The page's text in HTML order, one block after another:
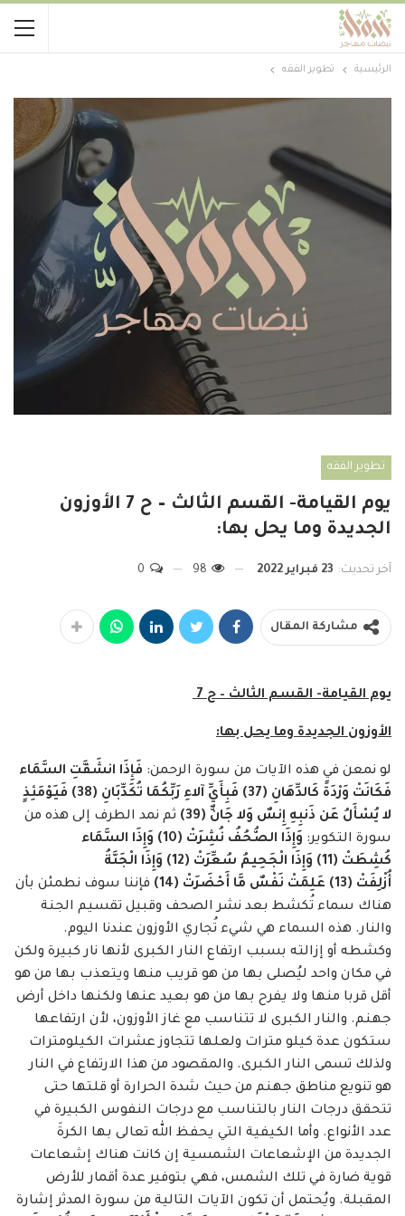
الرئيسية تطوير الفقه
تطوير الفقه
يوم القيامة- القسم الثالث – ح 7 الأوزون
الجديدة وما يحل بها:
آخر تحديث: 23 فبراير 2022
مشاركة المقال
يوم القيامة- القسم الثالث – ح 7
الأوزون الجديدة وما يحل بها:
لو نمعن في هذه الآيات من سورة الرحمن: فَإِذَا انشَقَّتِ السَّمَاء
فَكَانَتْ وَرْدَةً كَالدِّهَانِ (
37
) فَبِأَيِّ آلاءِ رَبِّكُمَا تُكَذِّبَانِ (
38
) فَيَوْمَئِذٍ
لا يُسْأَلُ عَن ذَنبِهِ إِنسٌ وَلا جَانٌّ (
39
) ثم نمد الطرف إلى هذه من
سورة التكوير: وَإِذَا الصُّحُفُ نُشِرَتْ (
10
) وَإِذَا السَّمَاء
كُشِطَتْ (
11
) وَإِذَا الْجَحِيمُ سُعِّرَتْ (
12
) وَإِذَا الْجَنَّةُ
أُزْلِفَتْ (
13
) عَلِمَتْ نَفْسٌ مَّا أَحْضَرَتْ (
14
) فإننا سوف نطمئن بأن
هناك سماء تُكشط بعد نشر الصحف وقبيل تقسيم الجنة
والنار. هذه السماء هي شيء تُجاري الأوزون عندنا اليوم.
وكشطه أو إزالته بسبب ارتفاع النار الكبرى لأنها نار كبيرة ولكن
في مكان واحد ليُصلى بها من هو قريب منها ويتعذب بها من هو
أقل قربا منها ولا يفرح بها من هو بعيد عنها ولكنها داخل أرض
جهنم. والنار الكبرى لا تتناسب مع غاز الأوزون، لأن ارتفاعها
ستكون عدة كيلو مترات ولعلها تتجاوز عشرات الكيلومترات
ولذلك تسمى النار الكبرى. والمقصود من هذا الارتفاع في النار
هو تنويع مناطق جهنم من حيث شدة الحرارة أو قلتها حتى
تتحقق درجات النار بالتناسب مع درجات النفوس الكبيرة في
عدد الأنواع. وأما الكيفية التي يحفظ الله تعالى بها الكرةَ
الجديدة من الإشعاعات الشمسية إن كانت هناك إشعاعات
قوية ضارة في تلك الشمس، فهي بتوفير عدة أقمار للأرض
المقبلة. ويُحتمل أن تكون الآيات التالية من سورة المدثر إشارة